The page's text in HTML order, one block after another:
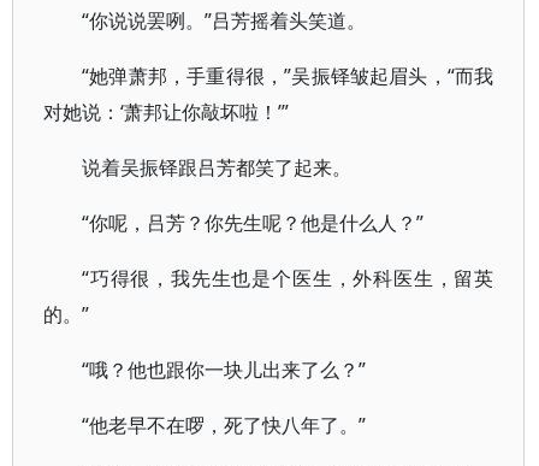
“你说说罢咧。”吕芳摇着头笑道。
“她弹萧邦，手重得很，”吴振铎皱起眉头，“而我
对她说：‘萧邦让你敲坏啦！’”
说着吴振铎跟吕芳都笑了起来。
“你呢，吕芳？你先生呢？他是什么人？”
“巧得很，我先生也是个医生，外科医生，留英
的。”
“哦？他也跟你一块儿出来了么？”
“他老早不在啰，死了快八年了。”